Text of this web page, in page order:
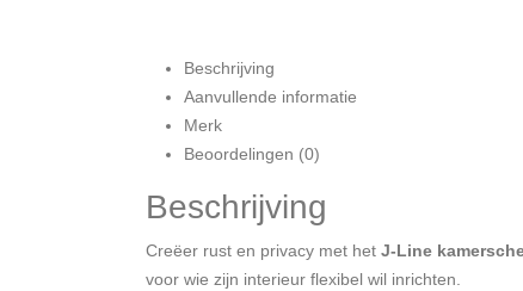
Beschrijving
Aanvullende informatie
Merk
Beoordelingen (0)
Beschrijving
Creëer rust en privacy met het J-Line
voor wie zijn interieur flexibel wil inrichten.